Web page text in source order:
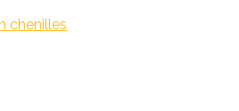
chenilles